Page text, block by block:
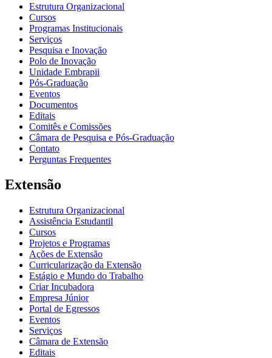
Estrutura Organizacional
Cursos
Programas Institucionais
Serviços
Pesquisa e Inovação
Polo de Inovação
Unidade Embrapii
Pós-Graduação
Eventos
Documentos
Editais
Comitês e Comissões
Câmara de Pesquisa e Pós-Graduação
Contato
Perguntas Frequentes
Extensão
Estrutura Organizacional
Assistência Estudantil
Cursos
Projetos e Programas
Ações de Extensão
Curricularização da Extensão
Estágio e Mundo do Trabalho
Criar Incubadora
Empresa Júnior
Portal de Egressos
Eventos
Serviços
Câmara de Extensão
Editais